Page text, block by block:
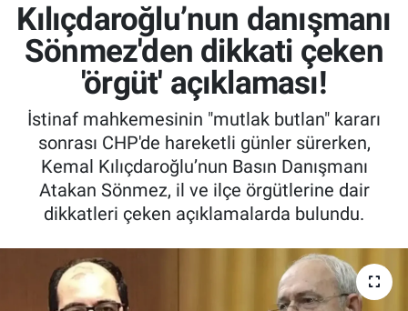
Kılıçdaroğlu’nun danışmanı
Sönmez'den dikkati çeken
'örgüt' açıklaması!
İstinaf mahkemesinin "mutlak butlan" kararı
sonrası CHP'de hareketli günler sürerken,
Kemal Kılıçdaroğlu’nun Basın Danışmanı
Atakan Sönmez, il ve ilçe örgütlerine dair
dikkatleri çeken açıklamalarda bulundu.
İzmir Namaz Vakitleri
İzmir Trafik Yoğunluk Haritası
Süper Lig Puan Durumu ve Fikstür
Tüm Manşetler
Son Dakika Haberleri
Haber Arşivi